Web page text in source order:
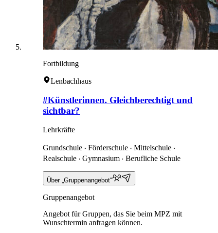
Fortbildung
Lenbachhaus
#Künstlerinnen. Gleichberechtigt und
sichtbar?
Lehrkräfte
Grundschule ‧ Förderschule ‧ Mittelschule ‧
Realschule ‧ Gymnasium ‧ Berufliche Schule
Über „Gruppenangebot“
Gruppenangebot
Angebot für Gruppen, das Sie beim MPZ mit
Wunschtermin anfragen können.